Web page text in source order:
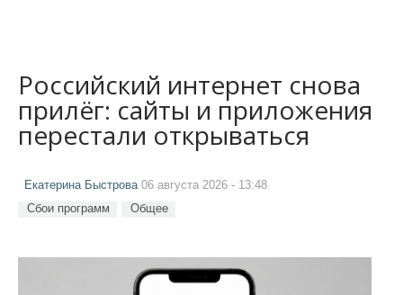
Российский интернет снова
прилёг: сайты и приложения
перестали открываться
Екатерина Быстрова06 августа 2026 - 13:48
Сбои программ Общее